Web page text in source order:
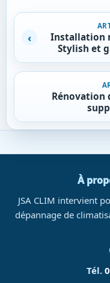
Navigation
Installation
Stylish et
Rénovation
À
JSA CLIM intervient
dépannage de
Tél.